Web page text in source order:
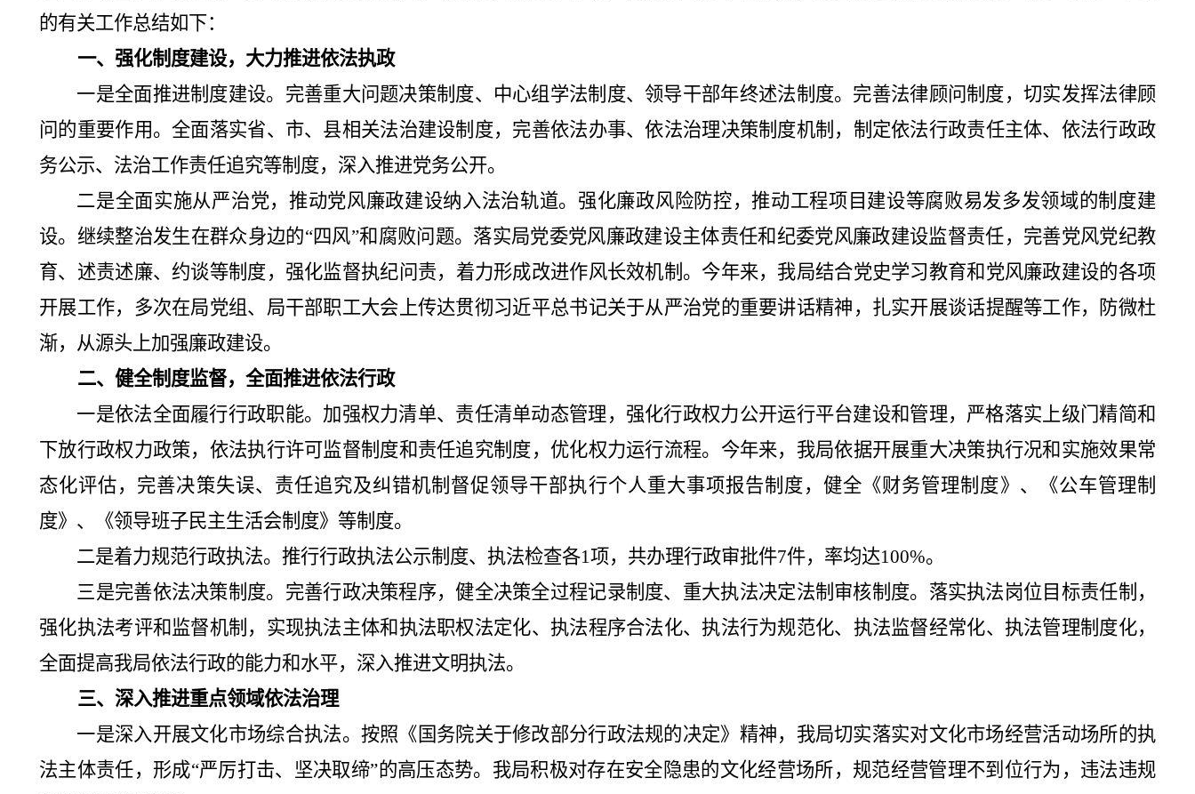
的有关工作总结如下：
一、 强化制度建设，大力推进依法执政
一是全面推进制度建设。完善重大问题决策制度、中心组学法制度、领导干部年终述法制度。完善法律顾问制度，切实发挥法律顾
问的重要作用。全面落实省、市、县相关法治建设制度，完善依法办事、依法治理决策制度机制，制定依法行政责任主体、依法行政政
务公示、法治工作责任追究等制度，深入推进党务公开。
二是全面实施从严治党，推动党风廉政建设纳入法治轨道。强化廉政风险防控，推动工程项目建设等腐败易发多发领域的制度建
设。继续整治发生在群众身边的“四风”和腐败问题。落实局党委党风廉政建设主体责任和纪委党风廉政建设监督责任， 完善党风党纪教
育、 述责述廉、约谈等制度，强化监督执纪问责，着力形成改进作风长效机制。今年来，我局结合党史学习教育和党风廉政建设的各项
开展工作，多次在局党组、局干部职工大会上传达贯彻习近平总书记关于从严治党的重要讲话精神，扎实开展谈话提醒等工作，防微杜
渐，从源头上加强廉政建设。
二、健全制度监督，全面推进依法行政
一是依法全面履行行政职能。加强权力清单、责任清单动态管理，强化行政权力公开运行平台建设和管理，严格落实上级门精简和
下放行政权力政策，依法执行许可监督制度和责任追究制度，优化权力运行流程。今年来，我局依据开展重大决策执行况和实施效果常
态化评估，完善决策失误、责任追究及纠错机制督促领导干部执行个人重大事项报告制度，健全《财务管理制度》 、
《公车管理制
度》 、
《领导班子民主生活会制度》等制度。
二是着力规范行政执法。推行行政执法公示制度、执法检查各1项，共办理行政审批件7件，率均达100%。
三是完善依法决策制度。完善行政决策程序，健全决策全过程记录制度、重大执法决定法制审核制度。落实执法岗位目标责任制，
强化执法考评和监督机制，实现执法主体和执法职权法定化、执法程序合法化、执法行为规范化、执法监督经常化、执法管理制度化，
全面提高我局依法行政的能力和水平，深入推进文明执法。
三、 深入推进重点领域依法治理
一是深入开展文化市场综合执法。按照《国务院关于修改部分行政法规的决定》精神，我局切实落实对文化市场经营活动场所的执
法主体责任，形成“严厉打击、坚决取缔”的高压态势。 我局积极对存在安全隐患的文化经营场所，规范经营管理不到位行为，违法违规